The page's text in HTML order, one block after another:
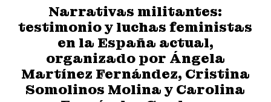
Narrativas militantes:
testimonio y luchas feministas
en la España actual,
organizado por Ángela
Martínez Fernández, Cristina
Somolinos Molina y Carolina